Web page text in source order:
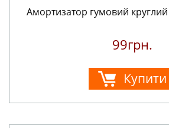
Амортизатор гумовий
99грн.
Купити